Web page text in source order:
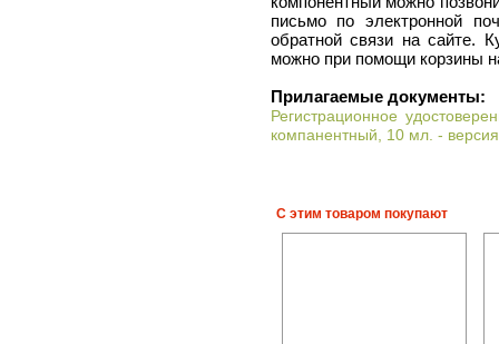
письмо по электронной
обратной связи на сайте.
можно при помощи корзины
Прилагаемые документы:
Регистрационное
компанентный, 10 мл. -
С этим товаром покупают